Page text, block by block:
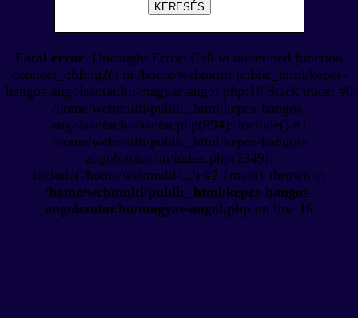
KERESÉS
Fatal error: Uncaught Error: Call to undefined function
connect_dbEng2() in /home/webmulti/public_html/kepes-
hangos-angolszotar.hu/magyar-angol.php:16 Stack trace: #0
/home/webmulti/public_html/kepes-hangos-
angolszotar.hu/szotar.php(894): include() #1
/home/webmulti/public_html/kepes-hangos-
angolszotar.hu/index.php(2349):
include('/home/webmulti/...') #2 {main} thrown in
/home/webmulti/public_html/kepes-hangos-
angolszotar.hu/magyar-angol.php on line 16